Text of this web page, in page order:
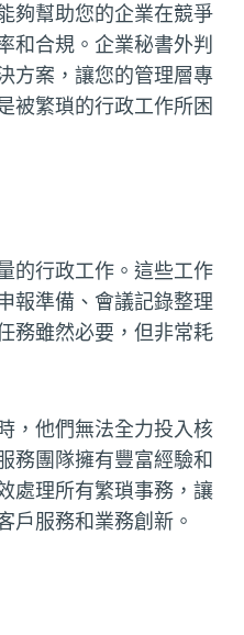
夠幫助您的企業在競爭
和合規。企業秘書外判
方案，讓您的管理層專
被繁瑣的行政工作所困
的行政工作。這些工作
報準備、會議記錄整理
務雖然必要，但非常耗
，他們無法全力投入核
務團隊擁有豐富經驗和
處理所有繁瑣事務，讓
戶服務和業務創新。